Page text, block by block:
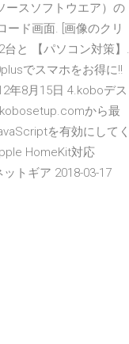
ースソフトウエア）の
ド画面. [画像のクリ
台と 【パソコン対策】.
でスマホをお得に!!
年8月15日 4.koboデス
から最
を有効にしてく
HomeKit対応
トギア 2018-03-17